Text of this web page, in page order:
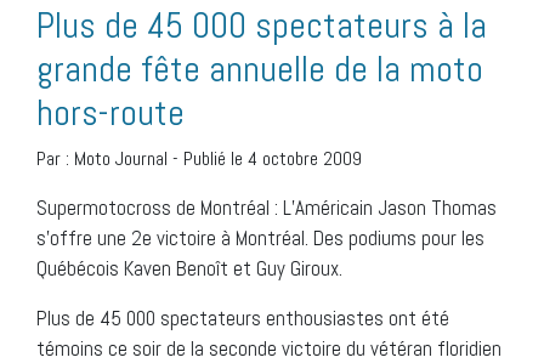
Plus de 45 000 spectateurs à la
grande fête annuelle de la moto
hors-route
Par : Moto Journal - Publié le 4 octobre 2009
Supermotocross de Montréal : L’Américain Jason Thomas
s’offre une 2e victoire à Montréal. Des podiums pour les
Québécois Kaven Benoît et Guy Giroux.
Plus de 45 000 spectateurs enthousiastes ont été
témoins ce soir de la seconde victoire du vétéran floridien